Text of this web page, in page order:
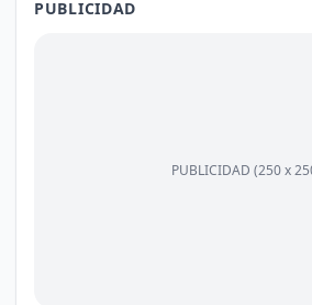
PUBLICIDAD
PUBLICIDAD (250 x